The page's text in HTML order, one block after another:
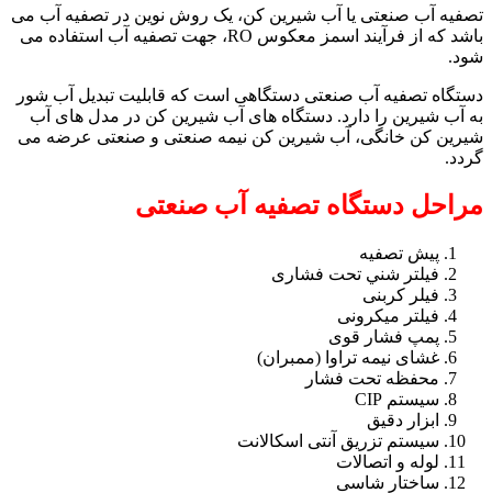
تصفیه آب صنعتی یا آب شیرین کن، یک روش نوین در تصفیه آب می
باشد که از فرآیند اسمز معکوس RO، جهت تصفیه آب استفاده می
شود.
دستگاه تصفیه آب صنعتی دستگاهی است که قابلیت تبدیل آب شور
به آب شیرین را دارد. دستگاه های آب شیرین کن در مدل های آب
شیرین کن خانگی، آب شیرین کن نیمه صنعتی و صنعتی عرضه می
گردد.
مراحل دستگاه تصفیه آب صنعتی
پیش تصفیه
فيلتر شني تحت فشاری
فیلر کربنی
فیلتر میکرونی
پمپ فشار قوی
غشای نیمه تراوا (ممبران)
محفظه تحت فشار
سیستم CIP
ابزار دقیق
سیستم تزریق آنتی اسکالانت
لوله و اتصالات
ساختار شاسی